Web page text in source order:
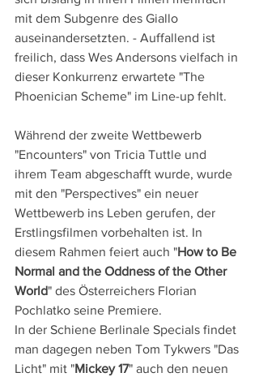
mit dem Subgenre des Giallo
auseinandersetzten. - Auffallend ist
freilich, dass Wes Andersons vielfach in
dieser Konkurrenz erwartete "The
Phoenician Scheme" im Line-up fehlt.
Während der zweite Wettbewerb
"Encounters" von Tricia Tuttle und
ihrem Team abgeschafft wurde, wurde
mit den "Perspectives" ein neuer
Wettbewerb ins Leben gerufen, der
Erstlingsfilmen vorbehalten ist. In
diesem Rahmen feiert auch "How to Be
Normal and the Oddness of the Other
World" des Österreichers Florian
Pochlatko seine Premiere.
In der Schiene Berlinale Specials findet
man dagegen neben Tom Tykwers "Das
Licht" mit "Mickey 17" auch den neuen